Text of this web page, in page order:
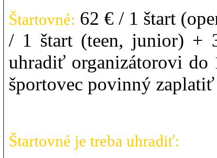
Štartovné: 62 € / 1 štart
/ 1 štart (teen, junior) +
uhradiť organizátorovi do
športovec povinný
Štartovné je treba uhradiť: